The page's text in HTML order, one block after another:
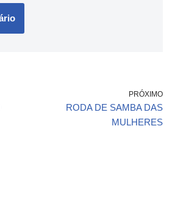
PRÓXIMO
RODA DE SAMBA DAS
MULHERES